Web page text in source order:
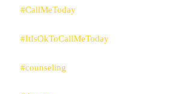
#CallMeToday
#ItIsOkToCallMeToday
#counseling